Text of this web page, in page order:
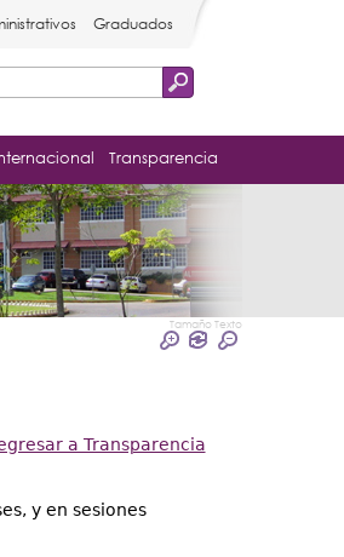
Graduados
Transparencia
Tamaño Texto
a Transparencia
y en sesiones